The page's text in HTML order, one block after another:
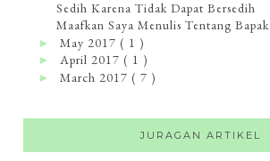
Sedih Karena Tidak Dapat Bersedih
Maafkan Saya Menulis Tentang Bapak
►May 2017( 1 )
►April 2017( 1 )
►March 2017( 7 )
JURAGAN ARTIKEL